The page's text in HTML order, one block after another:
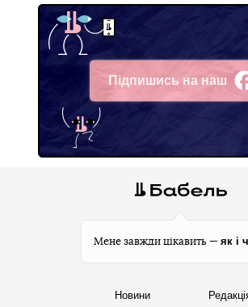
Підпишись на наш
Facebook
Мене завжди цікавить — як і
Новини